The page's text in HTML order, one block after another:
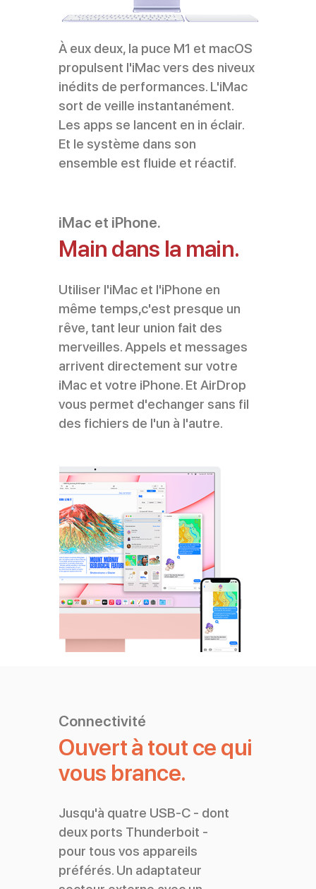
À eux deux, la puce M1 et macOS
propulsent l'iMac vers des niveux
inédits de performances. L'iMac
sort de veille instantanément.
Les apps se lancent en in éclair.
Et le système dans son
ensemble est fluide et réactif.
iMac et iPhone.
Main dans la main.
Utiliser l'iMac et l'iPhone en
même temps,c'est presque un
rêve, tant leur union fait des
merveilles. Appels et messages
arrivent directement sur votre
iMac et votre iPhone. Et AirDrop
vous permet d'echanger sans fil
des fichiers de l'un à l'autre.
Connectivité
Ouvert à tout ce qui
vous brance.
Jusqu'à quatre USB-C - dont
deux ports Thunderboit -
pour tous vos appareils
préférés. Un adaptateur